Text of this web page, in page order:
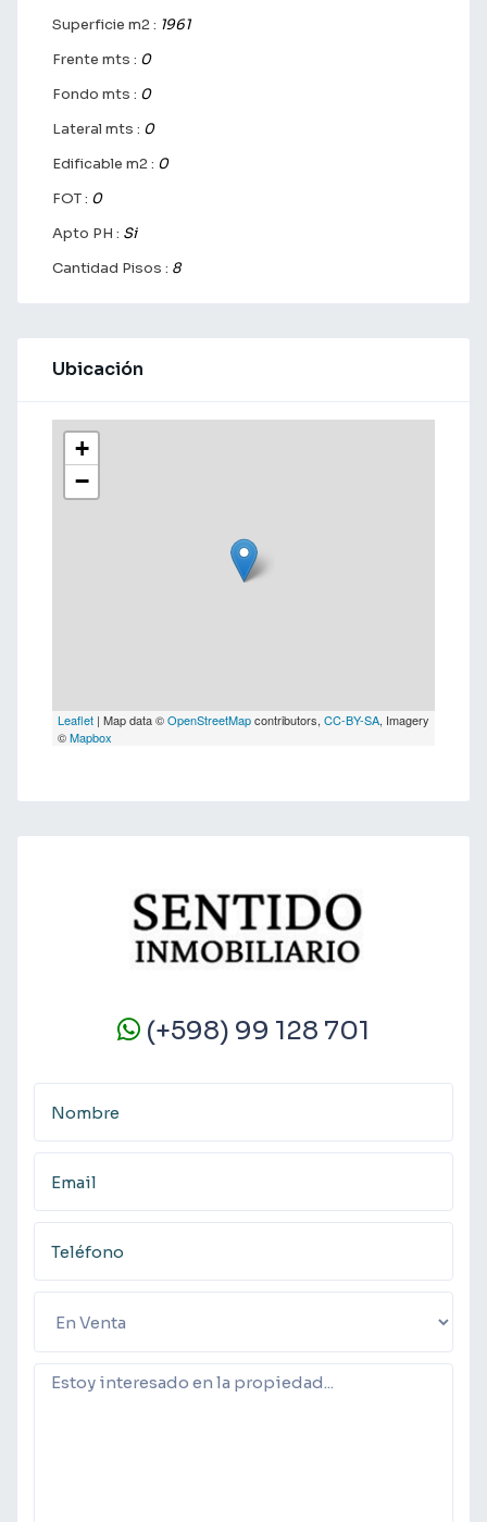
Superficie m2 : 1961
Frente mts : 0
Fondo mts : 0
Lateral mts : 0
Edificable m2 : 0
FOT : 0
Apto PH : Si
Cantidad Pisos : 8
Ubicación
+
−
Leaflet | Map data ©OpenStreetMapcontributors, CC-BY-SA, Imagery
©Mapbox
(+598) 99 128 701